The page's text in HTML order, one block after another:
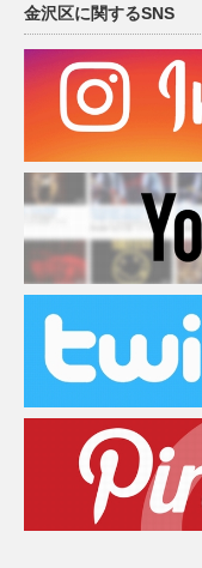
金沢区に関するSNS